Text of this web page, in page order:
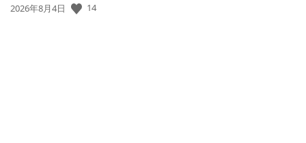
公
2026年8月4日 14